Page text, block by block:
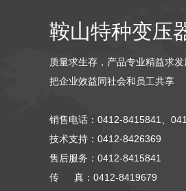
鞍山特种变压
质量求生存，产品专业精益求
把企业效益同社会和员工共享
销售电话： 0412-8415841、
技术支持：0412-8426369
售后服务：0412-8415841
传 真：0412-8419679